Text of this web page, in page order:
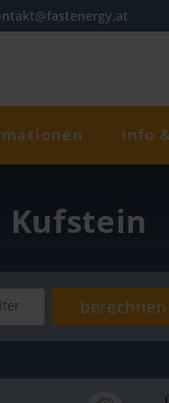
Info
Kufstein
berechnen